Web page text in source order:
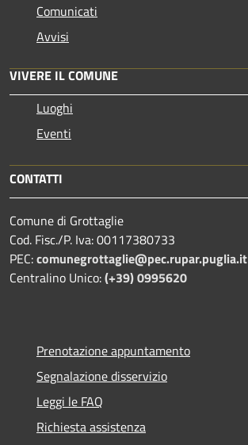
Comunicati
Avvisi
VIVERE IL COMUNE
Luoghi
Eventi
CONTATTI
Comune di Grottaglie
Cod. Fisc./P. Iva: 00117380733
PEC:comunegrottaglie@pec.rupar.puglia.it
Centralino Unico:(+39) 0995620
Prenotazione appuntamento
Segnalazione disservizio
Leggi le FAQ
Richiesta assistenza